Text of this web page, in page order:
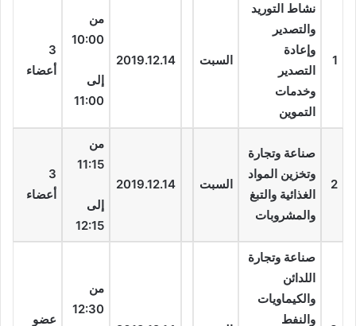
1
نشاط التوريد
والتصدير
وإعادة
التصدير
وخدمات
التموين
السبت 2019.12.14
من
10:00
إلى
11:00
3
أعضاء
2
صناعة وتجارة
وتخزين المواد
الغذائية والتبغ
والمشروبات
السبت 2019.12.14
من
11:15
إلى
12:15
3
أعضاء
صناعة وتجارة
اللدائن
والكيماويات
والنفط
من
12:30
عضو